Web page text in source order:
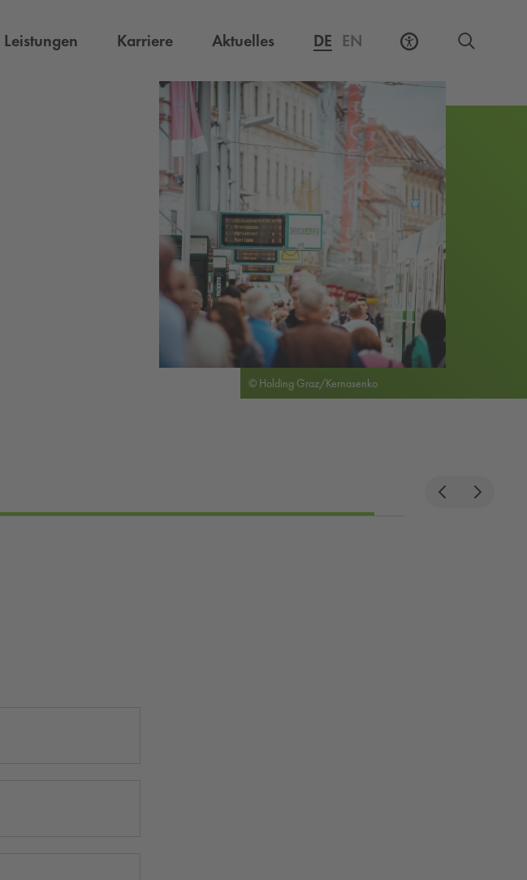
Leistungen KarriereExterner Link, öffnet eine neue Registerkarte
Aktuelles DE EN
© Holding Graz/Kernasenko